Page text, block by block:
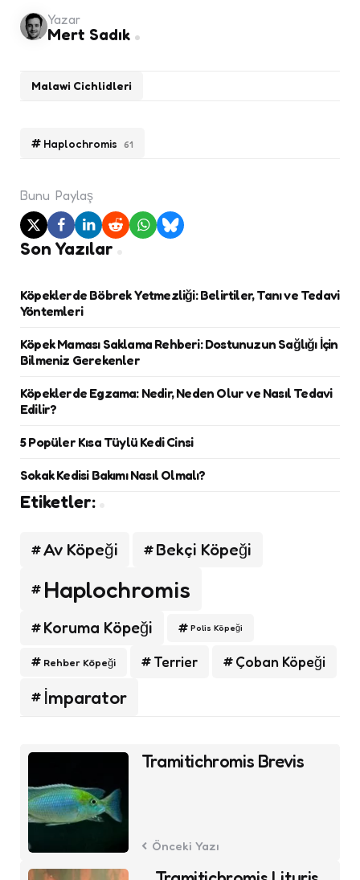
Haplochromis 61
Malawi Cichlidleri
Yazar
Mert Sadık
Bunu Paylaş
Son Yazılar
Köpeklerde Böbrek Yetmezliği: Belirtiler, Tanı ve Tedavi
Yöntemleri
Köpek Maması Saklama Rehberi: Dostunuzun Sağlığı İçin
Bilmeniz Gerekenler
Köpeklerde Egzama: Nedir, Neden Olur ve Nasıl Tedavi
Edilir?
5 Popüler Kısa Tüylü Kedi Cinsi
Sokak Kedisi Bakımı Nasıl Olmalı?
Etiketler:
Av Köpeği Bekçi Köpeği
Haplochromis
Koruma Köpeği Polis Köpeği
Rehber Köpeği Terrier Çoban Köpeği
İmparator
Post
navigation
Tramitichromis Brevis
Önceki Yazı